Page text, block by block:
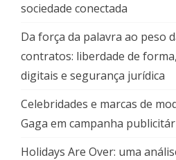
sociedade conectada
Da força da palavra ao peso
contratos: liberdade de
digitais e segurança jurídica
Celebridades e marcas de
Gaga em campanha
Holidays Are Over: uma